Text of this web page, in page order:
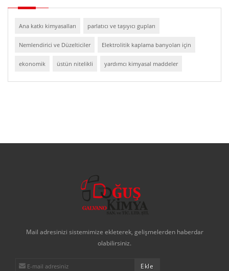
Ana katkı kimyasalları parlatıcı ve taşıyıcı gupları
Nemlendirici ve Düzelticiler Elektrolitik kaplama banyoları için
ekonomik üstün nitelikli yardımcı kimyasal maddeler
Mail adresinizi sistemimize ekleterek, gelişmelerden haberdar
olabilirsiniz.